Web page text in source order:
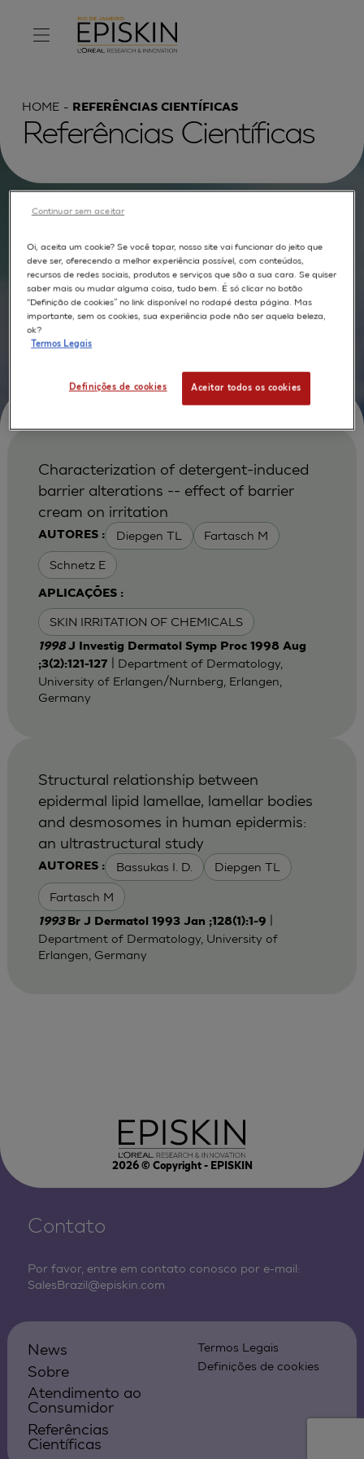
HOME REFERÊNCIAS CIENTÍFICAS
Referências Científicas
Procurar por :
TEXTO COMPLETO MODELOS APLICAÇÕES
AUTORES
AUTORES : Diepgen TL Fartasch M
Schnetz E
APLICAÇÕES :
SKIN IRRITATION OF CHEMICALS
Characterization of detergent-induced
barrier alterations -- effect of barrier
cream on irritation
1998J Investig Dermatol Symp Proc 1998 Aug
;3(2):121-127
| Department of Dermatology,
University of Erlangen/Nurnberg, Erlangen,
Germany
AUTORES : Bassukas I. D. Diepgen TL
Fartasch M
Structural relationship between
epidermal lipid lamellae, lamellar bodies
and desmosomes in human epidermis:
an ultrastructural study
1993 Br J Dermatol 1993 Jan ;128(1):1-9
Department of Dermatology, University of
Erlangen, Germany
2026© Copyright - EPISKIN
Contato
Por favor, entre em contato conosco por e-mail:
SalesBrazil@episkin.com
News
Sobre
Atendimento ao
Consumidor
Referências
Científicas
Termos Legais
Definições de cookies
Oi, aceita um cookie? Se você topar, nosso site vai funcionar do jeito que
deve ser, oferecendo a melhor experiência possível, com conteúdos,
recursos de redes sociais, produtos e serviços que são a sua cara. Se quiser
saber mais ou mudar alguma coisa, tudo bem. É só clicar no botão
“Definição de cookies” no link disponível no rodapé desta página. Mas
importante, sem os cookies, sua experiência pode não ser aquela beleza,
ok?
Termos Legais
Definições de cookies Aceitar todos os cookies
Continuar sem aceitar